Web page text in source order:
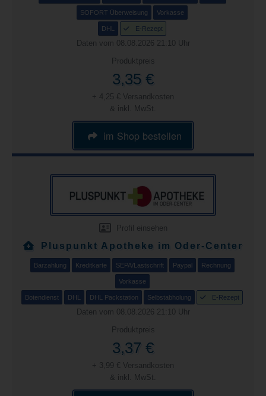
SOFORT Überweisung Vorkasse
DHL E-Rezept
Daten vom 08.08.2026 21:10 Uhr
Produktpreis
3,35 €
+ 4,25 € Versandkosten
& inkl. MwSt.
im Shop bestellen
Profil einsehen
Pluspunkt Apotheke im Oder-Center
Barzahlung Kreditkarte SEPA/Lastschrift Paypal Rechnung
Vorkasse
Botendienst DHL DHL Packstation Selbstabholung E-Rezept
Daten vom 08.08.2026 21:10 Uhr
Produktpreis
3,37 €
+ 3,99 € Versandkosten
& inkl. MwSt.